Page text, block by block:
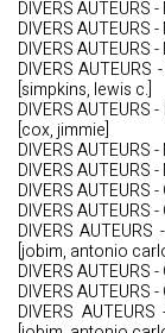
DIVERS AUTEURS
DIVERS AUTEURS
DIVERS AUTEURS
DIVERS
[simpkins, lewis c.]
DIVERS
[cox, jimmie]
DIVERS
DIVERS AUTEURS
DIVERS AUTEURS
DIVERS AUTEURS
DIVERS
[jobim, antonio
DIVERS
DIVERS AUTEURS
DIVERS